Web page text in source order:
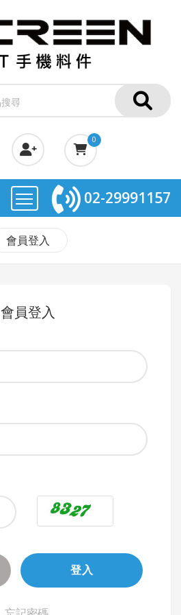
0
02-29991157
會員登入
會員登入
登入